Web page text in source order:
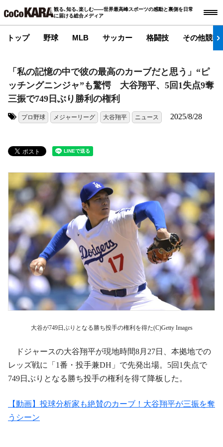
観る､知る､楽しむ――世界最高峰スポーツの感動と裏側を日常
に届ける総合メディア
トップ 野球 MLB サッカー 格闘技 その他競技
「私の記憶の中で彼の最高のカーブだと思う」“ピ
ッチングニンジャ”も驚愕 大谷翔平、5回1失点9奪
三振で749日ぶり勝利の権利
プロ野球 メジャーリーグ 大谷翔平 ニュース 2025/8/28
大谷が749日ぶりとなる勝ち投手の権利を得た(C)Getty Images
ドジャースの大谷翔平が現地時間8月27日、本拠地での
レッズ戦に「1番・投手兼DH」で先発出場。5回1失点で
749日ぶりとなる勝ち投手の権利を得て降板した。
【動画】投球分析家も絶賛のカーブ！大谷翔平が三振を奪
うシーン